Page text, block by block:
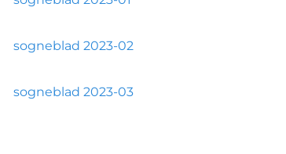
sogneblad 2023-02
sogneblad 2023-03